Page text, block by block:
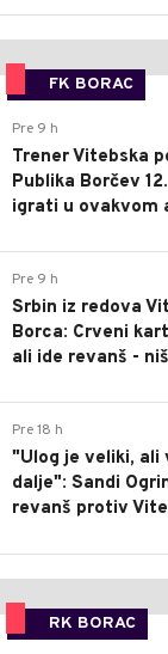
FK BORAC
Pre 9 h
Trener Vitebska
Publika Borčev
igrati u ovakvom
Pre 9 h
Srbin iz redova
Borca: Crveni
ali ide revanš -
Pre 18 h
"Ulog je veliki, ali
dalje": Sandi
revanš protiv
RK BORAC